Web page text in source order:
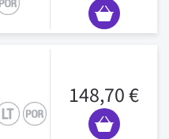
148,70 €